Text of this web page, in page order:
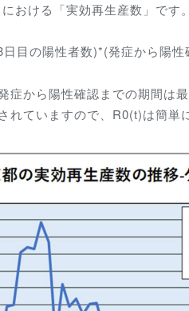
おける「実効再生産数」です
目の陽性者数)*(発症から陽
症から陽性確認までの期間は
れていますので、R0(t)は簡単